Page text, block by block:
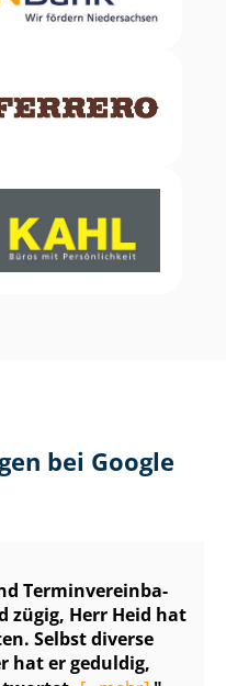
bei Google
Ter­min­ver­ein­ba­
zügig, Herr Heid hat
Selbst diverse
hat er geduldig,